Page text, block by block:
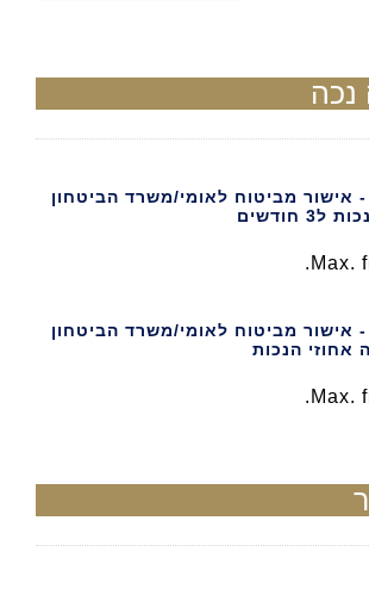
אישור מביטוח לאומי/משרד הביטחון
חודשים
Max.
אישור מביטוח לאומי/משרד הביטחון
הנכות
Max.